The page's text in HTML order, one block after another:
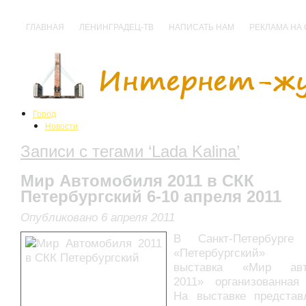
ГЛАВНАЯ ЛЕНИНГРАДЕЦ-ТВ НАПИСАТЬ НАМ РЕКЛАМА НА
Город
Новости
Происшествия
Нарушения
Политика
Культура
Анонсы
Выставки
Кино
Концерты
Праздники
Спектакли
Записи с тегами ‘Lada Kalina’
Мир Автомобиля 2011 в СКК
Петербургский 6-10 апреля 2011
Опубликовано 6 апреля 2011
В Санкт-
«Петербургский»
выставка «Мир
2011»
На выставке